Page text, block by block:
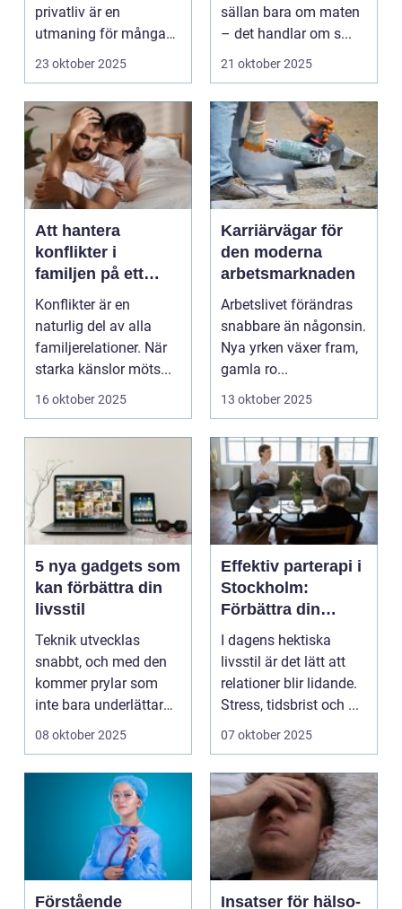
privatliv är en
utmaning för många
av oss. Gr&a...
23 oktober 2025
sällan bara om maten
– det handlar om s...
21 oktober 2025
Att hantera
konflikter i
familjen på ett
konstruktivt sätt
Konflikter är en
naturlig del av alla
familjerelationer. När
starka känslor möts...
16 oktober 2025
Karriärvägar för
den moderna
arbetsmarknaden
Arbetslivet förändras
snabbare än någonsin.
Nya yrken växer fram,
gamla ro...
13 oktober 2025
5 nya gadgets som
kan förbättra din
livsstil
Teknik utvecklas
snabbt, och med den
kommer prylar som
inte bara underlättar
vardagen – d...
08 oktober 2025
Effektiv parterapi i
Stockholm:
Förbättra din
relation med
professionell hjälp
I dagens hektiska
livsstil är det lätt att
relationer blir lidande.
Stress, tidsbrist och ...
07 oktober 2025
Förstående
Insatser för hälso-